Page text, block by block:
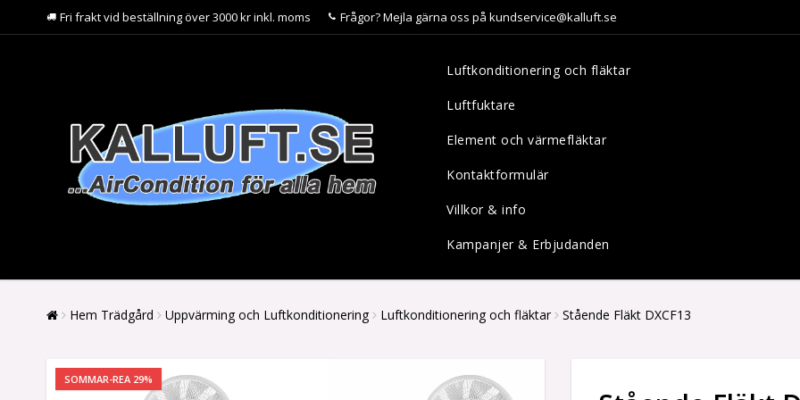
Fri frakt vid beställning över 3000 kr inkl. moms Frågor? Mejla gärna oss på kundservice@kalluft.se
Luftkonditionering och fläktar
Luftfuktare
Element och värmefläktar
Kontaktformulär
Villkor & info
Kampanjer & Erbjudanden
Hem Trädgård Uppvärming och Luftkonditionering Luftkonditionering och fläktar Stående Fläkt DXCF13
SOMMAR-REA 29%